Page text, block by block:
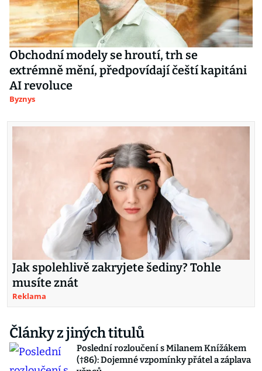
Obchodní modely se hroutí, trh se
extrémně mění, předpovídají čeští kapitáni
AI revoluce
Byznys
Jak spolehlivě zakryjete šediny? Tohle
musíte znát
Reklama
Články z jiných titulů
Poslední rozloučení s Milanem Knížákem
(†86): Dojemné vzpomínky přátel a záplava